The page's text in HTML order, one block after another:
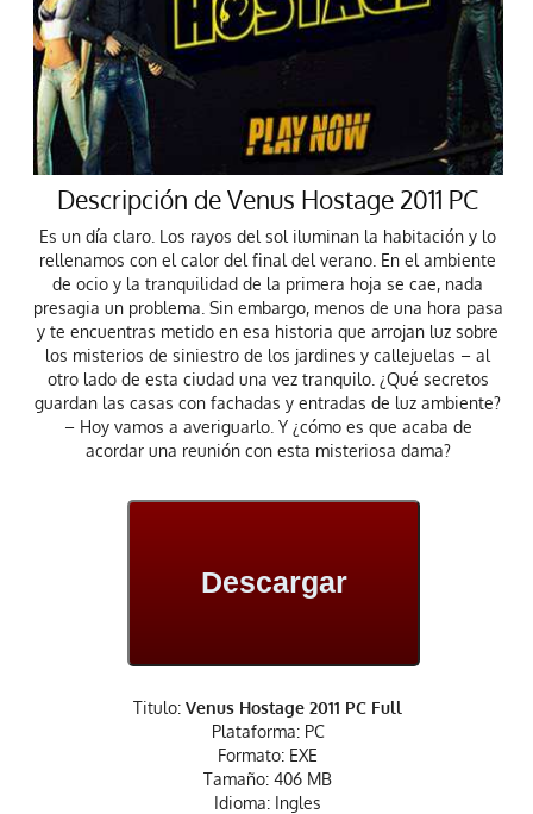
Descripción de Venus Hostage 2011 PC
Es un día claro. Los rayos del sol iluminan la habitación y lo
rellenamos con el calor del final del verano. En el ambiente
de ocio y la tranquilidad de la primera hoja se cae, nada
presagia un problema. Sin embargo, menos de una hora pasa
y te encuentras metido en esa historia que arrojan luz sobre
los misterios de siniestro de los jardines y callejuelas – al
otro lado de esta ciudad una vez tranquilo. ¿Qué secretos
guardan las casas con fachadas y entradas de luz ambiente?
– Hoy vamos a averiguarlo. Y ¿cómo es que acaba de
acordar una reunión con esta misteriosa dama?
Descargar
Titulo:Venus Hostage 2011 PC Full
Plataforma: PC
Formato: EXE
Tamaño: 406 MB
Idioma: Ingles